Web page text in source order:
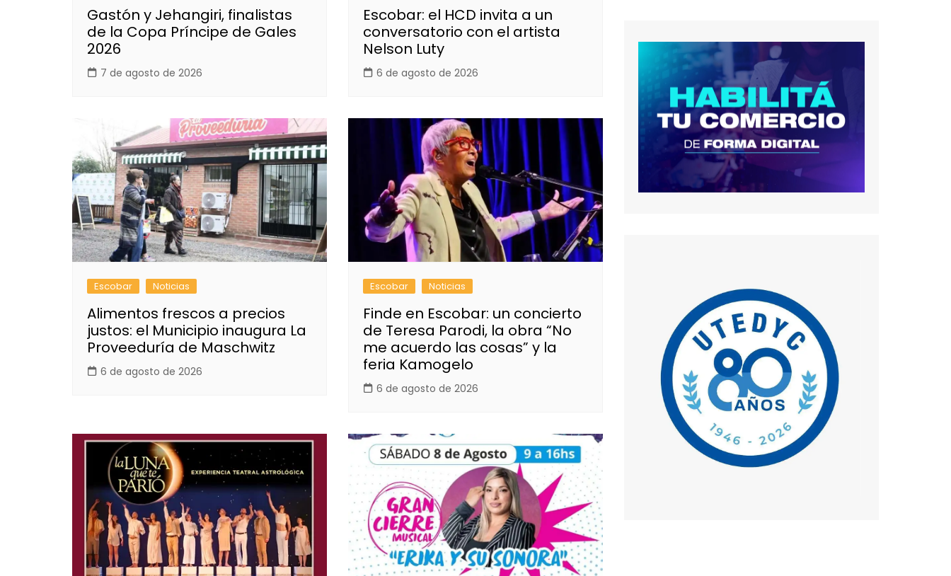
Gastón y Jehangiri, finalistas
de la Copa Príncipe de Gales
2026
7 de agosto de 2026
Escobar: el HCD invita a un
conversatorio con el artista
Nelson Luty
6 de agosto de 2026
Escobar Noticias
Alimentos frescos a precios
justos: el Municipio inaugura La
Proveeduría de Maschwitz
6 de agosto de 2026
Escobar Noticias
Finde en Escobar: un concierto
de Teresa Parodi, la obra “No
me acuerdo las cosas” y la
feria Kamogelo
6 de agosto de 2026